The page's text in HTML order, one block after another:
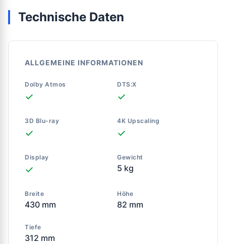
Technische Daten
ALLGEMEINE INFORMATIONEN
Dolby Atmos
✓
DTS:X
✓
3D Blu-ray
✓
4K Upscaling
✓
Display
✓
Gewicht
5 kg
Breite
430 mm
Höhe
82 mm
Tiefe
312 mm